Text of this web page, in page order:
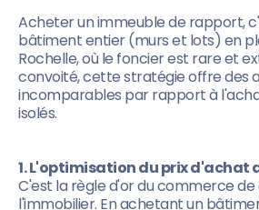
Acheter un immeuble de rapport,
bâtiment entier (murs et lots) en
Rochelle, où le foncier est rare et
convoité, cette stratégie offre des
incomparables par rapport à
isolés.
1. L'optimisation du prix d'achat
C'est la règle d'or du commerce
l'immobilier. En achetant un